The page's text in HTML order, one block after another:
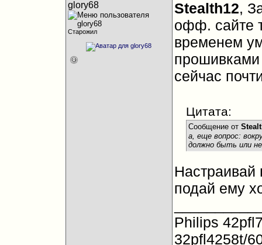
glory68
Старожил
Stealth12,
офф. сайте
временем
прошивками
сейчас
Цитата:
Сообщение от
а, еще вопрос:
должно быть или
Настраивай
подай ему
Philips
32pfl4258t/